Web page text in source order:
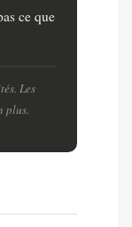
ce que
Les
plus.